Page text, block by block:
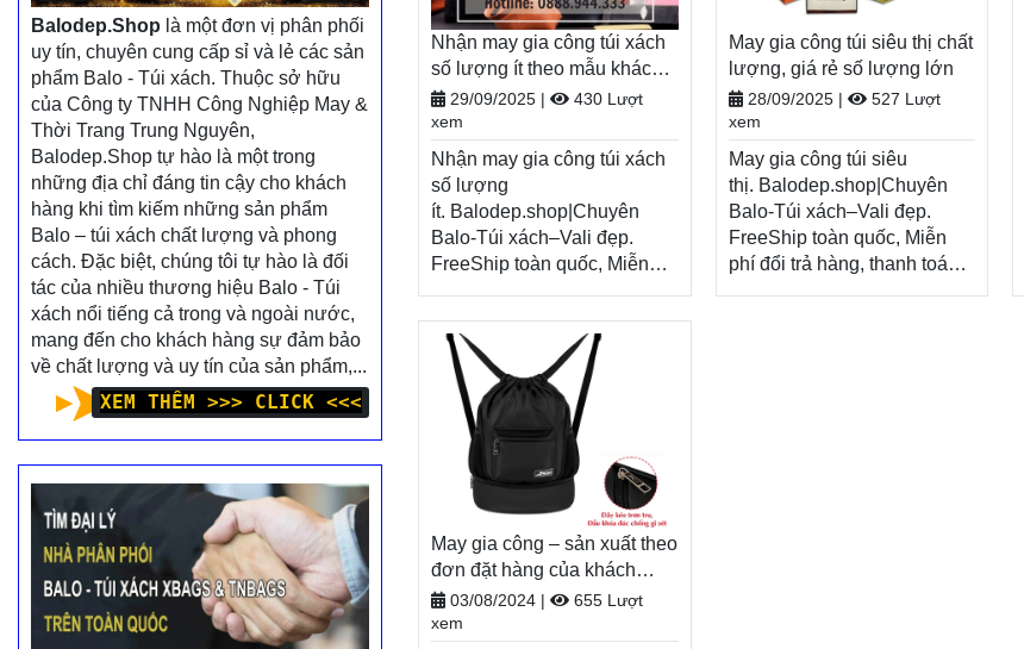
Nhận may gia công túi xách
số lượng ít theo mẫu khách
yêu cầu
29/09/2025 |
430 Lượt
xem
Nhận may gia công túi xách
số lượng
ít. Balodep.shop|Chuyên
Balo-Túi xách–Vali đẹp.
FreeShip toàn quốc, Miễn
tiền khi nhận hàng.Xem thêm
May gia công túi siêu thị chất
lượng, giá rẻ số lượng lớn
28/09/2025 |
527 Lượt
xem
May gia công túi siêu
thị. Balodep.shop|Chuyên
Balo-Túi xách–Vali đẹp.
FreeShip toàn quốc, Miễn
phí đổi trả hàng, thanh toán
tiền khi nhận hàng.Xem thêm
May gia công – sản xuất theo
đơn đặt hàng của khách
hàng03/08/2024 |
655 Lượt
xem
Balodep.Shop là một đơn vị phân phối
uy tín, chuyên cung cấp sỉ và lẻ các sản
phẩm Balo - Túi xách. Thuộc sở hữu
của Công ty TNHH Công Nghiệp May &
Thời Trang Trung Nguyên,
Balodep.Shop tự hào là một trong
những địa chỉ đáng tin cậy cho khách
hàng khi tìm kiếm những sản phẩm
Balo – túi xách chất lượng và phong
cách. Đặc biệt, chúng tôi tự hào là đối
tác của nhiều thương hiệu Balo - Túi
xách nổi tiếng cả trong và ngoài nước,
mang đến cho khách hàng sự đảm bảo
về chất lượng và uy tín của sản phẩm,...
XEM THÊM >>> CLICK <<<